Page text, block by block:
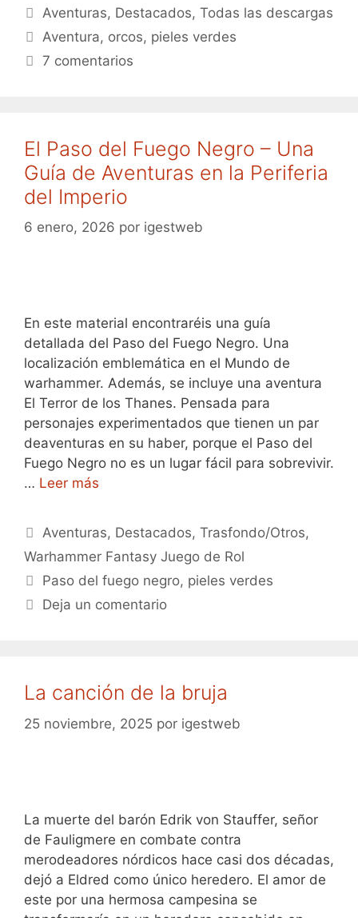
Categorías
Aventuras, Destacados,Todas las descargas
Etiquetas
Aventura, orcos, pieles verdes
7 comentarios
El Paso del Fuego Negro – Una
Guía de Aventuras en la Periferia
del Imperio
6 enero, 2026 por igestweb
En este material encontraréis una guía
detallada del Paso del Fuego Negro. Una
localización emblemática en el Mundo de
warhammer. Además, se incluye una aventura
El Terror de los Thanes. Pensada para
personajes experimentados que tienen un par
deaventuras en su haber, porque el Paso del
Fuego Negro no es un lugar fácil para sobrevivir.
… Leer más
Categorías
Aventuras, Destacados,Trasfondo/Otros,
Warhammer Fantasy Juego de Rol
Etiquetas
Paso del fuego negro, pieles verdes
Deja un comentario
La canción de la bruja
25 noviembre, 2025 por igestweb
La muerte del barón Edrik von Stauffer, señor
de Fauligmere en combate contra
merodeadores nórdicos hace casi dos décadas,
dejó a Eldred como único heredero. El amor de
este por una hermosa campesina se